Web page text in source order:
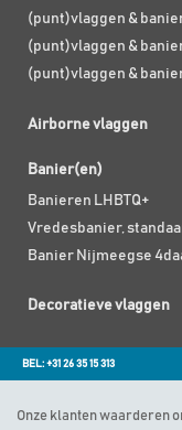
(punt)vlaggen &
(punt)vlaggen &
(punt)vlaggen &
Airborne vlaggen
Banier(en)
Banieren LHBTQ+
Vredesbanier,
Banier Nijmeegse
Decoratieve vlaggen
BEL: +31 26 35 15 313
Onze klanten waarderen